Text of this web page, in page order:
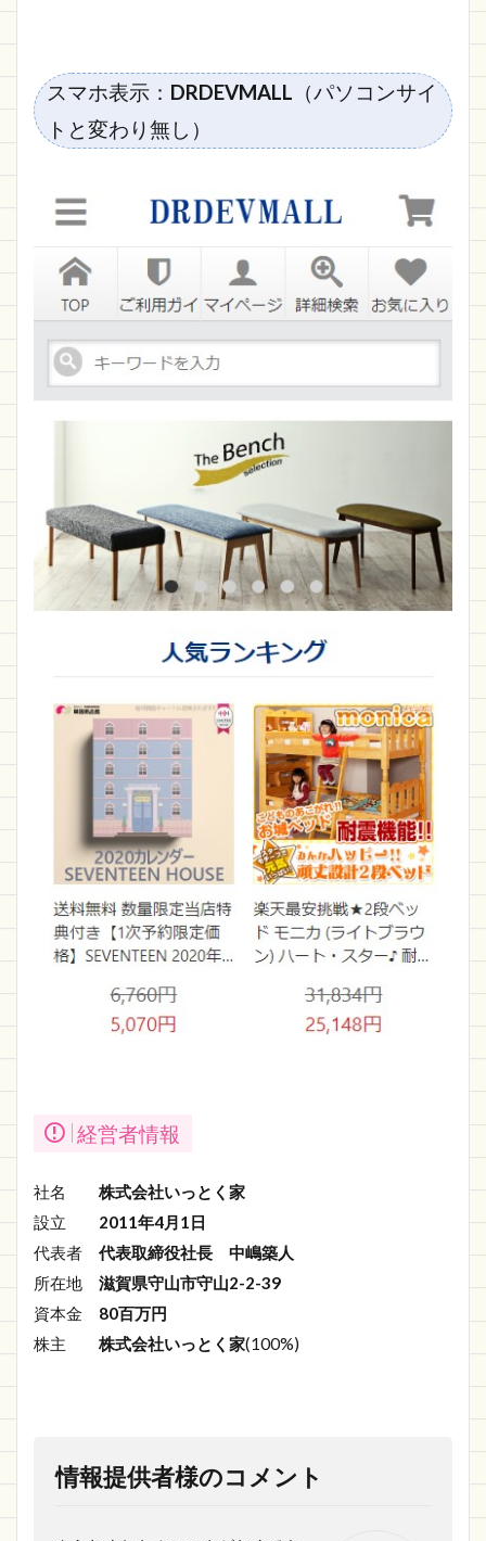
スマホ表示： DRDEVMALL （パソコンサイ
トと変わり無し）
経営者情報
社名 株式会社いっとく家
設立 2011年4月1日
代表者 代表取締役社長
中嶋築人
所在地 滋賀県守山市守山2-2-39
資本金 80百万円
株主 株式会社いっとく家(100%)
情報提供者様のコメント